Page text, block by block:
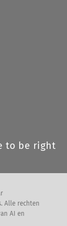
to be right
Alle rechten
AI en